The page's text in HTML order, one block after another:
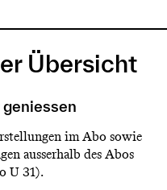
Übersicht
im Abo sowie
ausserhalb des Abos
U 31).